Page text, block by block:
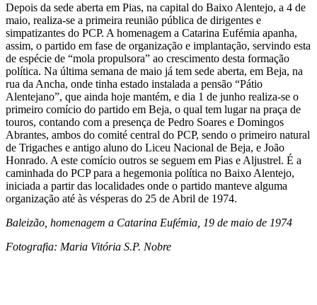
Depois da sede aberta em Pias, na capital do Baixo Alentejo, a 4 de
maio, realiza-se a primeira reunião pública de dirigentes e
simpatizantes do PCP. A homenagem a Catarina Eufémia apanha,
assim, o partido em fase de organização e implantação, servindo esta
de espécie de “mola propulsora” ao crescimento desta formação
política. Na última semana de maio já tem sede aberta, em Beja, na
rua da Ancha, onde tinha estado instalada a pensão “Pátio
Alentejano”, que ainda hoje mantém, e dia 1 de junho realiza-se o
primeiro comício do partido em Beja, o qual tem lugar na praça de
touros, contando com a presença de Pedro Soares e Domingos
Abrantes, ambos do comité central do PCP, sendo o primeiro natural
de Trigaches e antigo aluno do Liceu Nacional de Beja, e João
Honrado. A este comício outros se seguem em Pias e Aljustrel. É a
caminhada do PCP para a hegemonia política no Baixo Alentejo,
iniciada a partir das localidades onde o partido manteve alguma
organização até às vésperas do 25 de Abril de 1974.
Baleizão, homenagem a Catarina Eufémia, 19 de maio de 1974
Fotografia: Maria Vitória S.P. Nobre